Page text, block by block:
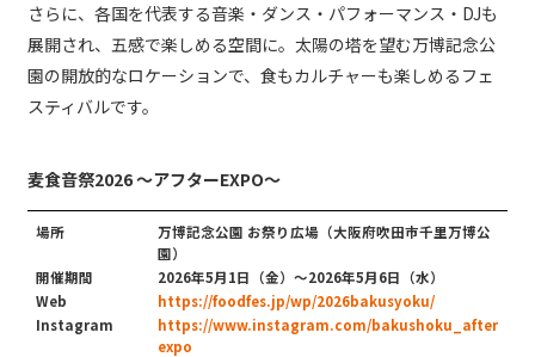
さらに、各国を代表する音楽・ダンス・パフォーマンス・DJも
展開され、五感で楽しめる空間に。太陽の塔を望む万博記念公
園の開放的なロケーションで、食もカルチャーも楽しめるフェ
スティバルです。
麦食音祭2026 〜アフターEXPO〜
場所
万博記念公園 お祭り広場（大阪府吹田市千里万博公
園）
開催期間
2026年5月1日（金）〜2026年5月6日（水）
Web
https://foodfes.jp/wp/2026bakusyoku/
Instagram
https://www.instagram.com/bakushoku_after
expo